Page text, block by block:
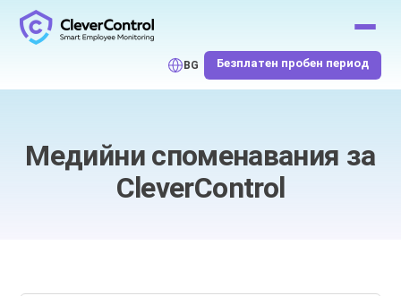
BG Безплатен пробен период
Медийни споменавания за
CleverControl